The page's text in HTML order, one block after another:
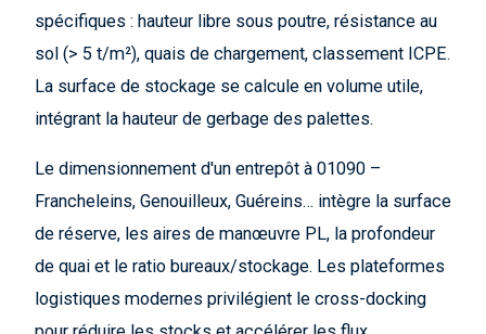
spécifiques : hauteur libre sous poutre, résistance au
sol (> 5 t/m²), quais de chargement, classement ICPE.
La surface de stockage se calcule en volume utile,
intégrant la hauteur de gerbage des palettes.
Le dimensionnement d'un entrepôt à 01090 –
Francheleins, Genouilleux, Guéreins… intègre la surface
de réserve, les aires de manœuvre PL, la profondeur
de quai et le ratio bureaux/stockage. Les plateformes
logistiques modernes privilégient le cross-docking